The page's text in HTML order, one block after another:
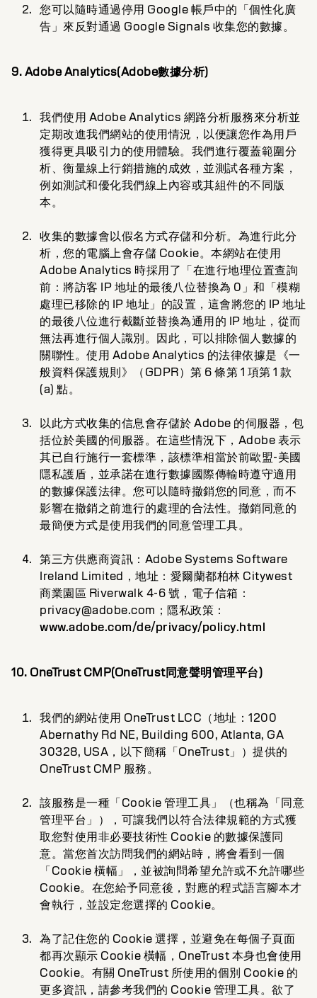
您可以隨時通過停用 Google 帳戶中的「個性化廣
告」來反對通過 Google Signals 收集您的數據。
9. Adobe Analytics(Adobe數據分析)
我們使用 Adobe Analytics 網路分析服務來分析並
定期改進我們網站的使用情況，以便讓您作為用戶
獲得更具吸引力的使用體驗。我們進行覆蓋範圍分
析、衡量線上行銷措施的成效，並測試各種方案，
例如測試和優化我們線上內容或其組件的不同版
本。
收集的數據會以假名方式存儲和分析。為進行此分
析，您的電腦上會存儲 Cookie。本網站在使用
Adobe Analytics 時採用了「在進行地理位置查詢
前：將訪客 IP 地址的最後八位替換為 0」和「模糊
處理已移除的 IP 地址」的設置，這會將您的 IP 地址
的最後八位進行截斷並替換為通用的 IP 地址，從而
無法再進行個人識別。因此，可以排除個人數據的
關聯性。使用 Adobe Analytics 的法律依據是《一
般資料保護規則》（GDPR）第 6 條第 1 項第 1 款
(a) 點。
以此方式收集的信息會存儲於 Adobe 的伺服器，包
括位於美國的伺服器。在這些情況下，Adobe 表示
其已自行施行一套標準，該標準相當於前歐盟-美國
隱私護盾，並承諾在進行數據國際傳輸時遵守適用
的數據保護法律。您可以隨時撤銷您的同意，而不
影響在撤銷之前進行的處理的合法性。撤銷同意的
最簡便方式是使用我們的同意管理工具。
第三方供應商資訊：Adobe Systems Software
Ireland Limited，地址：愛爾蘭都柏林 Citywest
商業園區 Riverwalk 4-6 號，電子信箱：
privacy@adobe.com；隱私政策：
www.adobe.com/de/privacy/policy.html
10. OneTrust CMP(OneTrust同意聲明管理平台)
我們的網站使用 OneTrust LCC（地址：1200
Abernathy Rd NE, Building 600, Atlanta, GA
30328, USA，以下簡稱「OneTrust」）提供的
OneTrust CMP 服務。
該服務是一種「Cookie 管理工具」（也稱為「同意
管理平台」），可讓我們以符合法律規範的方式獲
取您對使用非必要技術性 Cookie 的數據保護同
意。當您首次訪問我們的網站時，將會看到一個
「Cookie 橫幅」，並被詢問希望允許或不允許哪些
Cookie。在您給予同意後，對應的程式語言腳本才
會執行，並設定您選擇的 Cookie。
為了記住您的 Cookie 選擇，並避免在每個子頁面
都再次顯示 Cookie 橫幅，OneTrust 本身也會使用
Cookie。有關 OneTrust 所使用的個別 Cookie 的
更多資訊，請參考我們的 Cookie 管理工具。欲了